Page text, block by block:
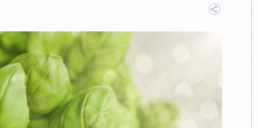
E FILOSOFIA
storiche,
Religione
INNOVAZIONE
Scienze informatiche,
Architettura, Ingegneria
TEAM